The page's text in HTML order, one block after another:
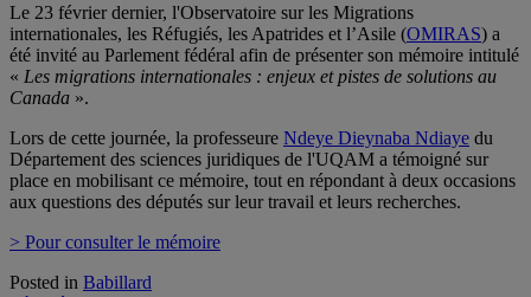
Le 23 février dernier, l'Observatoire sur les Migrations
internationales, les Réfugiés, les Apatrides et l’Asile (OMIRAS) a
été invité au Parlement fédéral afin de présenter son mémoire intitulé
« Les migrations internationales : enjeux et pistes de solutions au
Canada ».
Lors de cette journée, la professeure Ndeye Dieynaba Ndiaye du
Département des sciences juridiques de l'UQAM a témoigné sur
place en mobilisant ce mémoire, tout en répondant à deux occasions
aux questions des députés sur leur travail et leurs recherches.
> Pour consulter le mémoire
Posted in Babillard